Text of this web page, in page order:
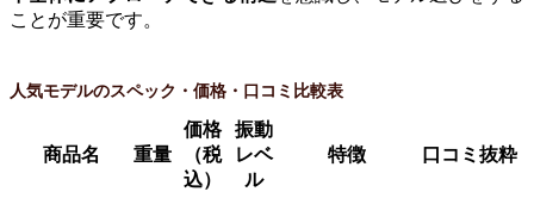
ことが重要です。
人気モデルのスペック・価格・口コミ比較表
商品名 重量
価格
（税
込）
振動
レベ
ル
特徴 口コミ抜粋